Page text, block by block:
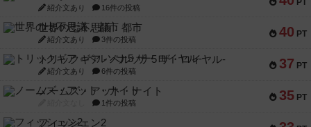
PT
紹介文あり 16件の投稿
40 PT
世界の七不思議：都市
紹介文あり 3件の投稿
37 PT
トリックギア - ペルソナ5 ザ・ロイヤル-
紹介文あり 6件の投稿
35 PT
ノームズ・アット・ナイト
1件の投稿
フィッシェン2